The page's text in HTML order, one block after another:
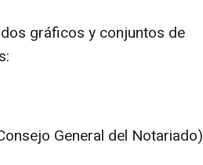
gráficos y conjuntos de
General del Notariado)